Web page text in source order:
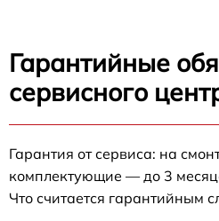
Гарантийные
сервисного
Гарантия от сервиса: на
комплектующие — до 3
Что считается гарантийным